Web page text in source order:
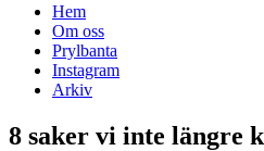
Hem
Om oss
Prylbanta
Instagram
Arkiv
8 saker vi inte längre